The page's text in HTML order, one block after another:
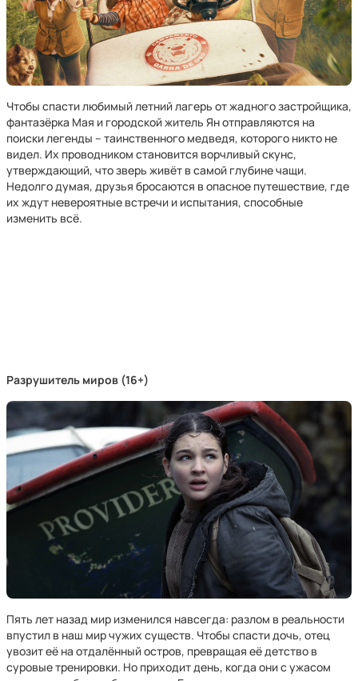
Чтобы спасти любимый летний лагерь от жадного застройщика,
фантазёрка Мая и городской житель Ян отправляются на
поиски легенды – таинственного медведя, которого никто не
видел. Их проводником становится ворчливый скунс,
утверждающий, что зверь живёт в самой глубине чащи.
Недолго думая, друзья бросаются в опасное путешествие, где
их ждут невероятные встречи и испытания, способные
изменить всё.
Разрушитель миров (16+)
Пять лет назад мир изменился навсегда: разлом в реальности
впустил в наш мир чужих существ. Чтобы спасти дочь, отец
увозит её на отдалённый остров, превращая её детство в
суровые тренировки. Но приходит день, когда они с ужасом